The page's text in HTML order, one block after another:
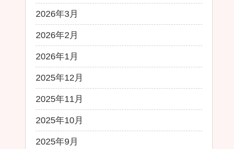
2026年3月
2026年2月
2026年1月
2025年12月
2025年11月
2025年10月
2025年9月